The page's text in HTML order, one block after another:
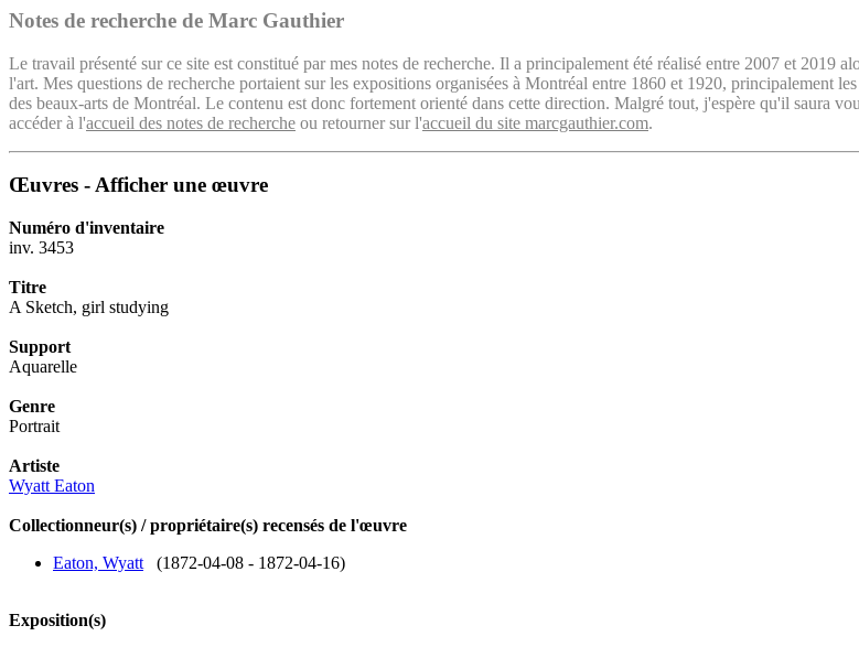
Notes de recherche de Marc Gauthier
Le travail présenté sur ce site est constitué par mes notes de recherche. Il a principalement été réalisé entre 2007 et 2019
l'art. Mes questions de recherche portaient sur les expositions organisées à Montréal entre 1860 et 1920, principalement
des beaux-arts de Montréal. Le contenu est donc fortement orienté dans cette direction. Malgré tout, j'espère qu'il saura
accéder à l'accueil des notes de recherche ou retourner sur l'accueil du site marcgauthier.com.
Œuvres - Afficher une œuvre
Numéro d'inventaire
inv. 3453
Titre
A Sketch, girl studying
Support
Aquarelle
Genre
Portrait
Artiste
Wyatt Eaton
Collectionneur(s) / propriétaire(s) recensés de l'œuvre
Eaton, Wyatt (1872-04-08 - 1872-04-16)
Exposition(s)